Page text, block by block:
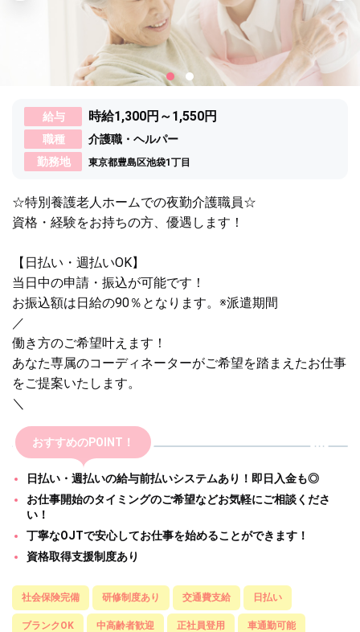
給与 時給1,300円～1,550円
職種
介護職・ヘルパー
勤務地
東京都豊島区池袋1丁目
☆特別養護老人ホームでの夜勤介護職員☆
資格・経験をお持ちの方、優遇します！
【日払い・週払いOK】
当日中の申請・振込が可能です！
お振込額は日給の90％となります。※派遣期間
／
働き方のご希望叶えます！
あなた専属のコーディネーターがご希望を踏まえたお仕事
をご提案いたします。
＼
おすすめのPOINT！
日払い・週払いの給与前払いシステムあり！即日入金も◎
お仕事開始のタイミングのご希望などお気軽にご相談くださ
い！
丁寧なOJTで安心してお仕事を始めることができます！
資格取得支援制度あり
社会保険完備 研修制度あり 交通費支給 日払い
ブランクOK 中高齢者歓迎 正社員登用 車通勤可能